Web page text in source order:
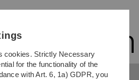
Skip
Skip
Skip
Skip
cookies. Strictly Necessary
for the functionality of the
with Art. 6, 1a) GDPR, you